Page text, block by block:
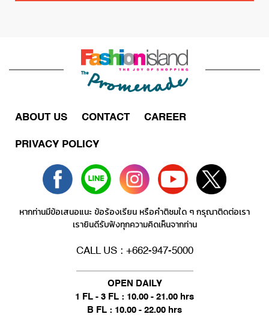
ABOUT US CONTACT CAREER
PRIVACY POLICY
หากท่านมีข้อเสนอแนะ ข้อร้องเรียน หรือคำติชมใด ๆ กรุณาติดต่อเรา
เรายินดีรับฟังทุกความคิดเห็นจากท่าน
CALL US : +662-947-5000
OPEN DAILY
1 FL - 3 FL : 10.00 - 21.00 hrs
B FL : 10.00 - 22.00 hrs